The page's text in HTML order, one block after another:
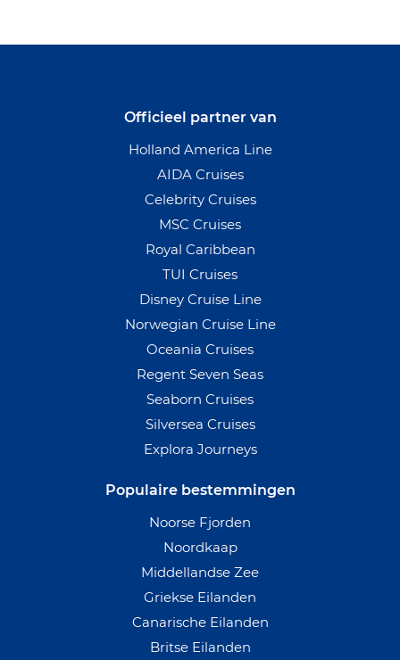
Officieel partner van
Holland America Line
AIDA Cruises
Celebrity Cruises
MSC Cruises
Royal Caribbean
TUI Cruises
Disney Cruise Line
Norwegian Cruise Line
Oceania Cruises
Regent Seven Seas
Seaborn Cruises
Silversea Cruises
Explora Journeys
Populaire bestemmingen
Noorse Fjorden
Noordkaap
Middellandse Zee
Griekse Eilanden
Canarische Eilanden
Britse Eilanden